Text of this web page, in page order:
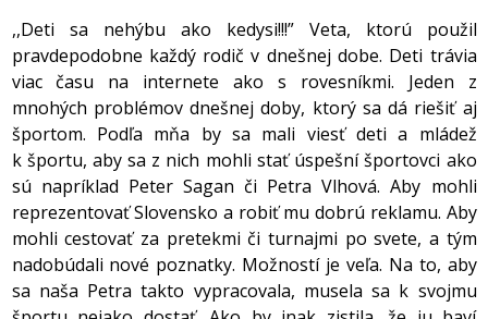
,,Deti sa nehýbu ako kedysi!!!” Veta, ktorú použil
pravdepodobne každý rodič v dnešnej dobe. Deti trávia
viac času na internete ako s rovesníkmi. Jeden z
mnohých problémov dnešnej doby, ktorý sa dá riešiť aj
športom. Podľa mňa by sa mali viesť deti a mládež
k športu, aby sa z nich mohli stať úspešní športovci ako
sú napríklad Peter Sagan či Petra Vlhová. Aby mohli
reprezentovať Slovensko a robiť mu dobrú reklamu. Aby
mohli cestovať za pretekmi či turnajmi po svete, a tým
nadobúdali nové poznatky. Možností je veľa. Na to, aby
sa naša Petra takto vypracovala, musela sa k svojmu